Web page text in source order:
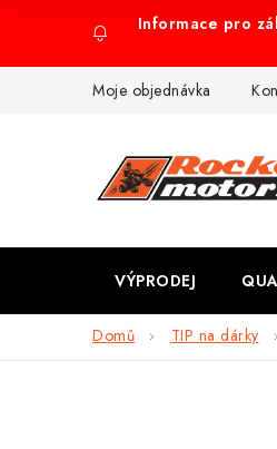
obsah
Moje objednávka
VÝPRODEJ
Domů TIP na dárky